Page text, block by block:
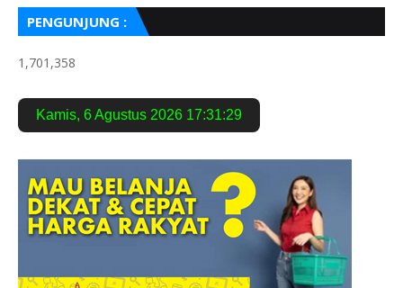
PENGUNJUNG :
1,701,358
Kamis, 6 Agustus 2026 17:31:30